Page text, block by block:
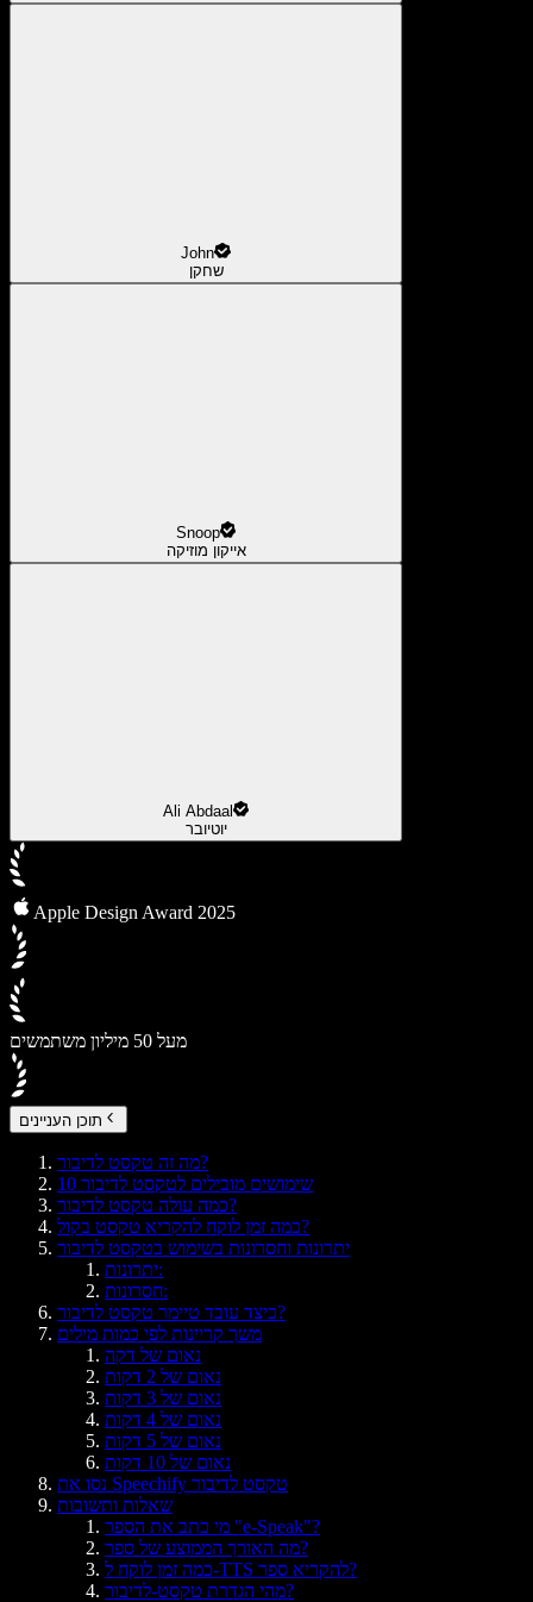
John
שחקן
Snoop
אייקון מוזיקה
Ali Abdaal
יוטיובר
Apple Design Award 2025
מעל 50 מיליון משתמשים
תוכן העניינים
מה זה טקסט לדיבור?
10 שימושים מובילים לטקסט לדיבור
כמה עולה טקסט לדיבור?
כמה זמן לוקח להקריא טקסט בקול?
יתרונות וחסרונות בשימוש בטקסט לדיבור
יתרונות:
חסרונות:
כיצד עובד טיימר טקסט לדיבור?
משך קריינות לפי כמות מילים
נאום של דקה
נאום של 2 דקות
נאום של 3 דקות
נאום של 4 דקות
נאום של 5 דקות
נאום של 10 דקות
נסו את Speechify טקסט לדיבור
שאלות ותשובות
מי כתב את הספר "e-Speak"?
מה האורך הממוצע של ספר?
כמה זמן לוקח ל-TTS להקריא ספר?
מהי הגדרת טקסט-לדיבור?